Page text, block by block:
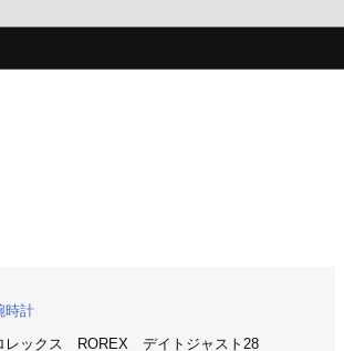
時計
レックス ROREX デイトジャスト28